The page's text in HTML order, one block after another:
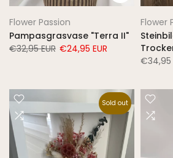
Flower Passion
Pampasgrasvase "Terra II"
€32,95 EUR €24,95 EUR
Flower
€34,95
Sold out